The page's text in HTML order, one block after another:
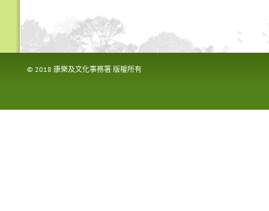
© 2018 康樂及文化事務署 版權所有